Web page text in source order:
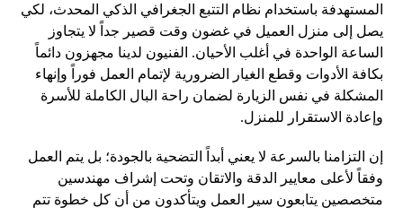
المستهدفة باستخدام نظام التتبع الجغرافي الذكي المحدث، لكي
يصل إلى منزل العميل في غضون وقت قصير جداً لا يتجاوز
الساعة الواحدة في أغلب الأحيان. الفنيون لدينا مجهزون دائماً
بكافة الأدوات وقطع الغيار الضرورية لإتمام العمل فوراً وإنهاء
المشكلة في نفس الزيارة لضمان راحة البال الكاملة للأسرة
وإعادة الاستقرار للمنزل.
إن التزامنا بالسرعة لا يعني أبداً التضحية بالجودة؛ بل يتم العمل
وفقاً لأعلى معايير الدقة والاتقان وتحت إشراف مهندسين
متخصصين يتابعون سير العمل ويتأكدون من أن كل خطوة تتم